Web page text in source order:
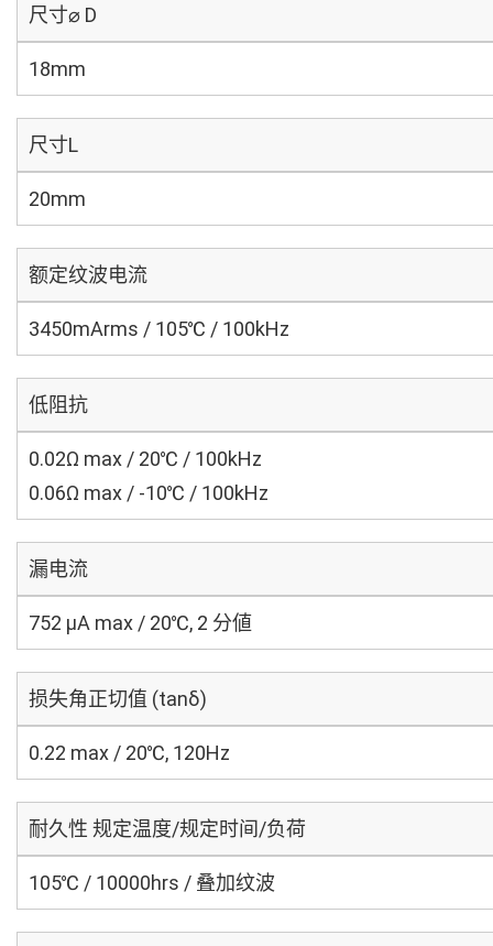
尺寸⌀ D
18mm
尺寸L
20mm
额定纹波电流
3450mArms / 105℃ / 100kHz
低阻抗
0.02Ω max / 20℃ / 100kHz
0.06Ω max / -10℃ / 100kHz
漏电流
752 μA max / 20℃, 2 分値
损失角正切值 (tanδ)
0.22 max / 20℃, 120Hz
耐久性 规定温度/规定时间/负荷
105℃ / 10000hrs / 叠加纹波